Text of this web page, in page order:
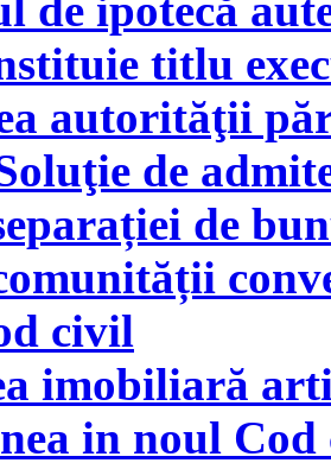
titlu
autorităţii
de
de
civil
imobiliară
in noul